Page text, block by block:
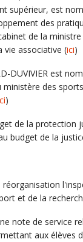
supérieur, est
des
de la
vie associative (ici)
DUVIVIER est
des
)
de la protection
budget de la
réorganisation
et de la
note de service
aux élèves